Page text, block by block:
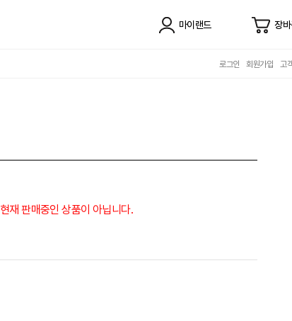
마이랜드 장
로그인 회원가입 고
현재 판매중인 상품이 아닙니다.